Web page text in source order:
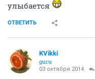
улыбается
ОТВЕТИТЬ
KVikki
guru
03 октября 2014